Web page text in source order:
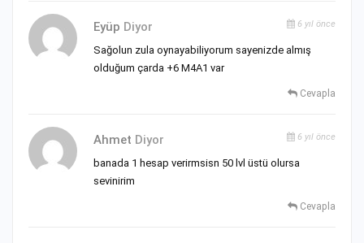
Eyüp Diyor 6 yıl önce
Sağolun zula oynayabiliyorum sayenizde almış
olduğum çarda +6 M4A1 var
Cevapla
Ahmet Diyor 6 yıl önce
banada 1 hesap verirmsisn 50 lvl üstü olursa
sevinirim
Cevapla